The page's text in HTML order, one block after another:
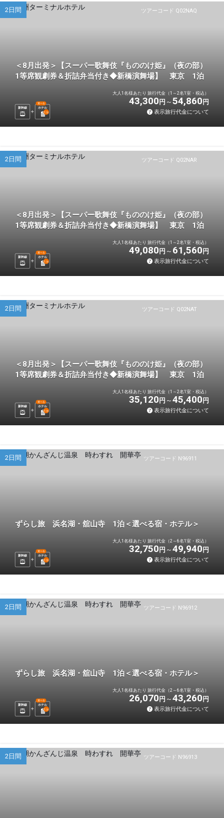
ツアーコード Q02NAQ
2日間
＜8月出発＞【スーパー歌舞伎『もののけ姫』（夜の部）
1等席観劇券＆折詰弁当付き◆新橋演舞場】 東京 1泊
新幹線 ホテル
選べる
1 泊
大人1名様あたり 旅行代金（1～2名1室・税込）
43,300 円 54,860 円
表示旅行代金について
ツアーコード Q02NAR
2日間
＜8月出発＞【スーパー歌舞伎『もののけ姫』（夜の部）
1等席観劇券＆折詰弁当付き◆新橋演舞場】 東京 1泊
新幹線 ホテル
選べる
1 泊
大人1名様あたり 旅行代金（1～2名1室・税込）
49,080 円 61,560 円
表示旅行代金について
ツアーコード Q02NAT
2日間
＜8月出発＞【スーパー歌舞伎『もののけ姫』（夜の部）
1等席観劇券＆折詰弁当付き◆新橋演舞場】 東京 1泊
新幹線 ホテル
選べる
1 泊
大人1名様あたり 旅行代金（1～2名1室・税込）
35,120 円 45,400 円
表示旅行代金について
ツアーコード N96911
2日間
ずらし旅 浜名湖・舘山寺 1泊＜選べる宿・ホテル＞
新幹線 ホテル
選べる
1 泊
大人1名様あたり 旅行代金（2～6名1室・税込）
32,750 円 49,940 円
表示旅行代金について
ツアーコード N96912
2日間
ずらし旅 浜名湖・舘山寺 1泊＜選べる宿・ホテル＞
新幹線 ホテル
選べる
1 泊
大人1名様あたり 旅行代金（2～6名1室・税込）
26,070 円 43,260 円
表示旅行代金について
ツアーコード N96913
2日間